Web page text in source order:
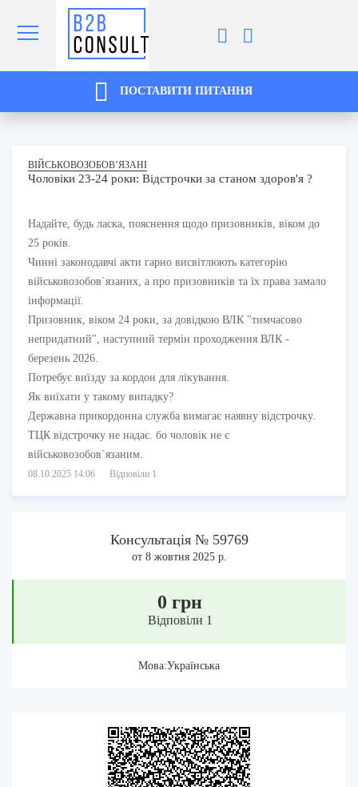
ПОСТАВИТИ ПИТАННЯ
ВІЙСЬКОВОЗОБОВ’ЯЗАНІ
Чоловіки 23-24 роки: Відстрочки за станом здоров'я ?
Надайте, будь ласка, пояснення щодо призовників, віком до
25 років.
Чинні законодавчі акти гарно висвітлюють категорію
військовозобов`язаних, а про призовників та їх права замало
інформації.
Призовник, віком 24 роки, за довідкою ВЛК "тимчасово
непридатний", наступний термін проходження ВЛК -
березень 2026.
Потребує виїзду за кордон для лікування.
Як виїхати у такому випадку?
Державна прикордонна служба вимагає наявну відстрочку.
ТЦК відстрочку не надає. бо чоловік не є
військовозобов`язаним.
08.10.2025 14:06 Відповіли 1
Консультація № 59769
от 8 жовтня 2025 р.
0 грн
Відповіли 1
Мова:Українська